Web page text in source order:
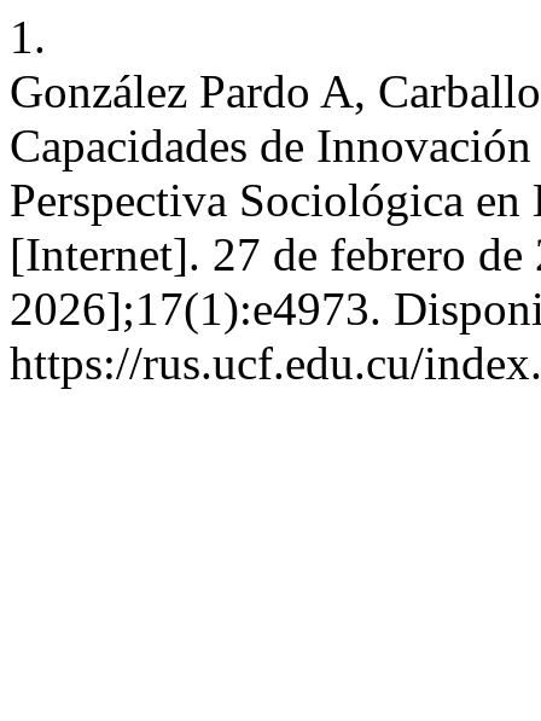
1.
González Pardo A,
Capacidades de
Perspectiva Sociológica
[Internet]. 27 de febrero
2026];17(1):e4973.
https://rus.ucf.edu.cu/